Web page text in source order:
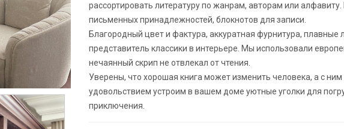
рассортировать литературу по жанрам, авторам или
письменных принадлежностей, блокнотов для записи.
Благородный цвет и фактура, аккуратная фурнитура, плавные
представитель классики в интерьере. Мы использовали
нечаянный скрип не отвлекал от чтения.
Уверены, что хорошая книга может изменить человека, а с
удовольствием устроим в вашем доме уютные уголки для
приключения.